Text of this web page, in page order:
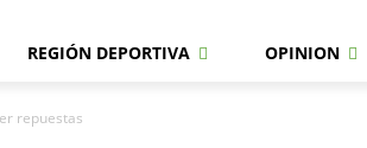
REGIÓN DEPORTIVA OPINION
repuestas